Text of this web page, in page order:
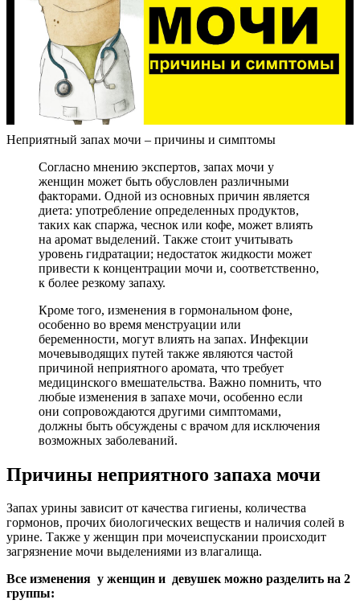
Неприятный запах мочи – причины и симптомы
Согласно мнению экспертов, запах мочи у
женщин может быть обусловлен различными
факторами. Одной из основных причин является
диета: употребление определенных продуктов,
таких как спаржа, чеснок или кофе, может влиять
на аромат выделений. Также стоит учитывать
уровень гидратации; недостаток жидкости может
привести к концентрации мочи и, соответственно,
к более резкому запаху.
Кроме того, изменения в гормональном фоне,
особенно во время менструации или
беременности, могут влиять на запах. Инфекции
мочевыводящих путей также являются частой
причиной неприятного аромата, что требует
медицинского вмешательства. Важно помнить, что
любые изменения в запахе мочи, особенно если
они сопровождаются другими симптомами,
должны быть обсуждены с врачом для исключения
возможных заболеваний.
Причины неприятного запаха мочи
Запах урины зависит от качества гигиены, количества
гормонов, прочих биологических веществ и наличия солей в
урине. Также у женщин при мочеиспускании происходит
загрязнение мочи выделениями из влагалища.
Все изменения у женщин и девушек можно разделить на 2
группы: